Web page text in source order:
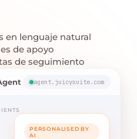
en lenguaje natural
de apoyo
de seguimiento
agent.juicysuite.com
PERSONALISED BY
AI